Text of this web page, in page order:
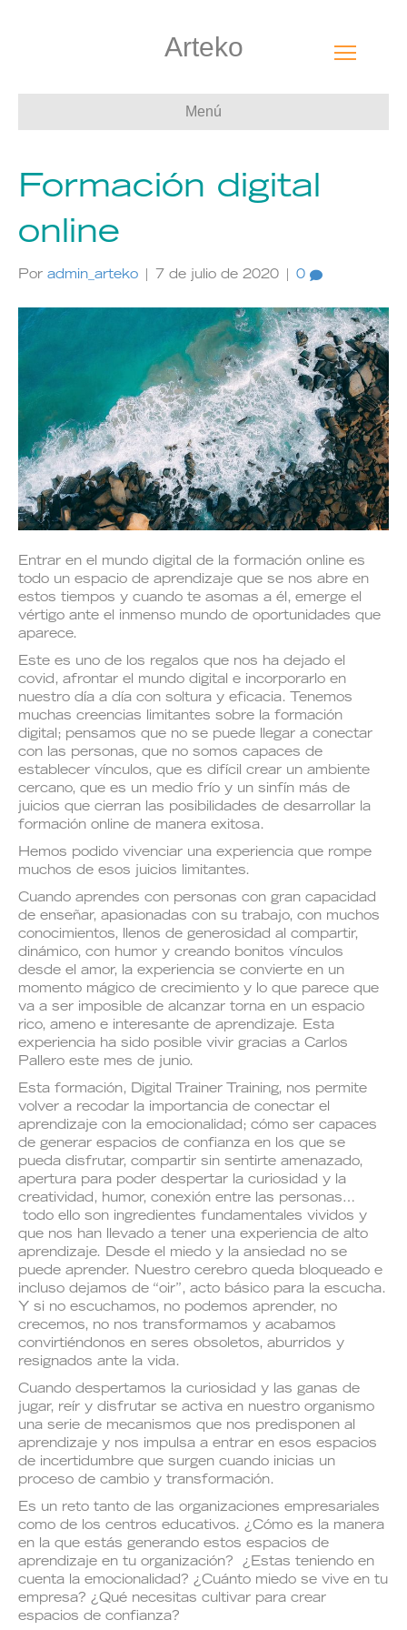
Arteko
Menú
Formación digital
online
Por admin_arteko 7 de julio de 2020 0
Entrar en el mundo digital de la formación online es
todo un espacio de aprendizaje que se nos abre en
estos tiempos y cuando te asomas a él, emerge el
vértigo ante el inmenso mundo de oportunidades que
aparece.
Este es uno de los regalos que nos ha dejado el
covid, afrontar el mundo digital e incorporarlo en
nuestro día a día con soltura y eficacia. Tenemos
muchas creencias limitantes sobre la formación
digital; pensamos que no se puede llegar a conectar
con las personas, que no somos capaces de
establecer vínculos, que es difícil crear un ambiente
cercano, que es un medio frío y un sinfín más de
juicios que cierran las posibilidades de desarrollar la
formación online de manera exitosa.
Hemos podido vivenciar una experiencia que rompe
muchos de esos juicios limitantes.
Cuando aprendes con personas con gran capacidad
de enseñar, apasionadas con su trabajo, con muchos
conocimientos, llenos de generosidad al compartir,
dinámico, con humor y creando bonitos vínculos
desde el amor, la experiencia se convierte en un
momento mágico de crecimiento y lo que parece que
va a ser imposible de alcanzar torna en un espacio
rico, ameno e interesante de aprendizaje. Esta
experiencia ha sido posible vivir gracias a Carlos
Pallero este mes de junio.
Esta formación, Digital Trainer Training, nos permite
volver a recodar la importancia de conectar el
aprendizaje con la emocionalidad; cómo ser capaces
de generar espacios de confianza en los que se
pueda disfrutar, compartir sin sentirte amenazado,
apertura para poder despertar la curiosidad y la
creatividad, humor, conexión entre las personas…
todo ello son ingredientes fundamentales vividos y
que nos han llevado a tener una experiencia de alto
aprendizaje. Desde el miedo y la ansiedad no se
puede aprender. Nuestro cerebro queda bloqueado e
incluso dejamos de “oir”, acto básico para la escucha.
Y si no escuchamos, no podemos aprender, no
crecemos, no nos transformamos y acabamos
convirtiéndonos en seres obsoletos, aburridos y
resignados ante la vida.
Cuando despertamos la curiosidad y las ganas de
jugar, reír y disfrutar se activa en nuestro organismo
una serie de mecanismos que nos predisponen al
aprendizaje y nos impulsa a entrar en esos espacios
de incertidumbre que surgen cuando inicias un
proceso de cambio y transformación.
Es un reto tanto de las organizaciones empresariales
como de los centros educativos. ¿Cómo es la manera
en la que estás generando estos espacios de
aprendizaje en tu organización? ¿Estas teniendo en
cuenta la emocionalidad? ¿Cuánto miedo se vive en tu
empresa? ¿Qué necesitas cultivar para crear
espacios de confianza?